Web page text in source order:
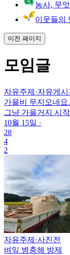
농사, 무
이웃들의
이전 페이지
모임글
자유주제 ·자유게시
가을비 무지오네
그냥 가을거지 시
10월 15일 ·
28
4
2
자유주제 ·사진전
벼잎 병충해 방제